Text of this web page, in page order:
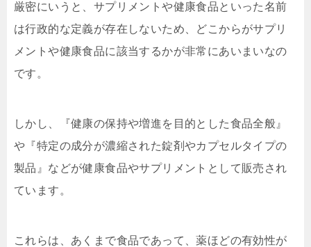
厳密にいうと、サプリメントや健康食品といった名前
は行政的な定義が存在しないため、どこからがサプリ
メントや健康食品に該当するかが非常にあいまいなの
です。
しかし、『健康の保持や増進を目的とした食品全般』
や『特定の成分が濃縮された錠剤やカプセルタイプの
製品』などが健康食品やサプリメントとして販売され
ています。
これらは、あくまで食品であって、薬ほどの有効性が